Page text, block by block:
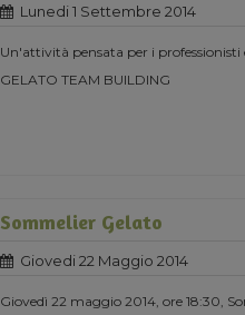
Lunedi 1 Settembre 2014
Un'attività pensata per i professionisti
GELATO TEAM BUILDING
Sommelier Gelato
Giovedi 22 Maggio 2014
Giovedì 22 maggio 2014, ore 18:30,